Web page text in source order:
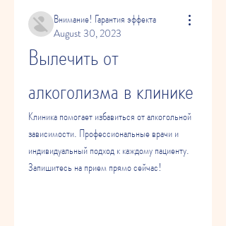
Внимание! Гарантия эффекта
August 30, 2023
Вылечить от
алкоголизма в клинике
Клиника помогает избавиться от алкогольной
зависимости. Профессиональные врачи и
индивидуальный подход к каждому пациенту.
Запишитесь на прием прямо сейчас!